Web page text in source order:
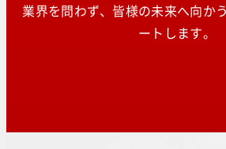
業界を問わず、皆様の未来へ向か
ートします。